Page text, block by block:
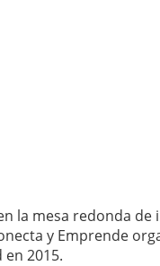
la mesa redonda
y Emprende
2015.